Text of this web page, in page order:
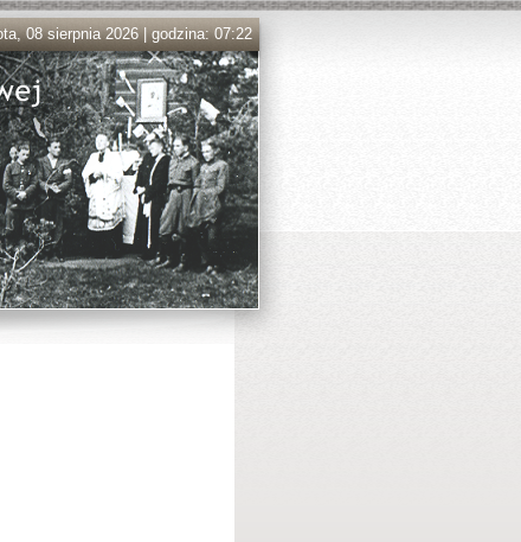
08 sierpnia 2026 | godzina: 07:22